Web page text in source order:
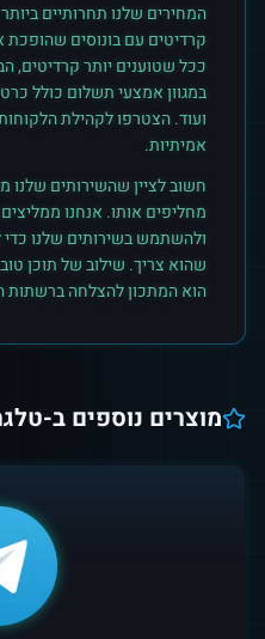
המחירים שלנו תחרותיים
קרדיטים עם בונוסים
ככל שטוענים יותר קרדיטים,
ועוד. הצטרפו לקהילת
אמיתיות.
חשוב לציין שהשירותים שלנו
מחליפים אותו. אנחנו ממליצים
ולהשתמש בשירותים שלנו
שהוא צריך. שילוב של תוכן
הוא המתכון להצלחה ברשתות
מוצרים נוספים ב-